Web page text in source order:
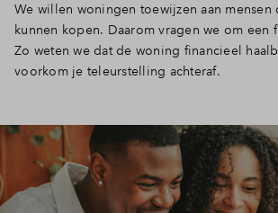
We willen woningen toewijzen aan mensen
kunnen kopen. Daarom vragen we om een
Zo weten we dat de woning financieel
voorkom je teleurstelling achteraf.